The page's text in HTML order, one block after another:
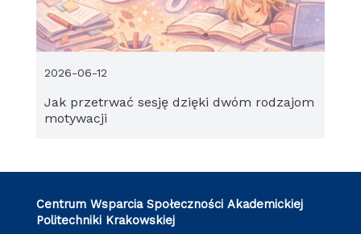
Jak przetrwać sesję dzięki dwóm rodzajom
motywacji
2026-06-12
Centrum Wsparcia Społeczności Akademickiej
Politechniki Krakowskiej